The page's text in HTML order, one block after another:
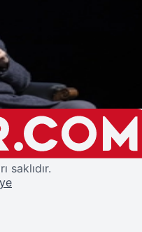
Apar Topar Ameliyata Alındı!
saklıdır.